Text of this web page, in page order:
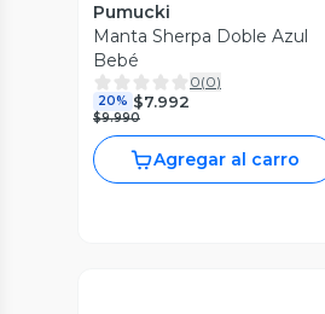
Pumucki
Manta Sherpa Doble Azul
Bebé
0(0)
20% $7.992
$9.990
Agregar al carro